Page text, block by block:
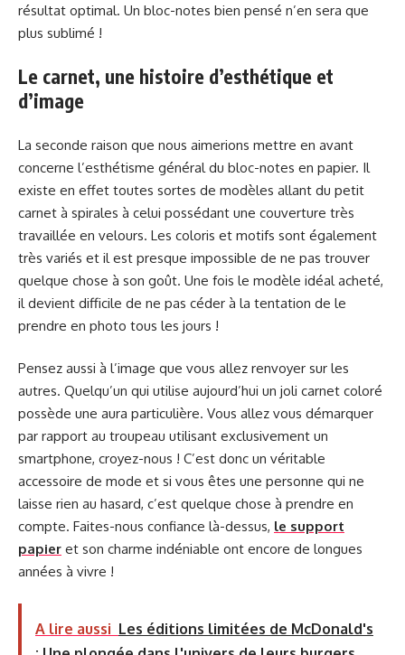
résultat optimal. Un bloc-notes bien pensé n’en sera que
plus sublimé !
Le carnet, une histoire d’esthétique et
d’image
La seconde raison que nous aimerions mettre en avant
concerne l’esthétisme général du bloc-notes en papier. Il
existe en effet toutes sortes de modèles allant du petit
carnet à spirales à celui possédant une couverture très
travaillée en velours. Les coloris et motifs sont également
très variés et il est presque impossible de ne pas trouver
quelque chose à son goût. Une fois le modèle idéal acheté,
il devient difficile de ne pas céder à la tentation de le
prendre en photo tous les jours !
Pensez aussi à l’image que vous allez renvoyer sur les
autres. Quelqu’un qui utilise aujourd’hui un joli carnet coloré
possède une aura particulière. Vous allez vous démarquer
par rapport au troupeau utilisant exclusivement un
smartphone, croyez-nous ! C’est donc un véritable
accessoire de mode et si vous êtes une personne qui ne
laisse rien au hasard, c’est quelque chose à prendre en
compte. Faites-nous confiance là-dessus, le support
papier et son charme indéniable ont encore de longues
années à vivre !
A lire aussi Les éditions limitées de McDonald's